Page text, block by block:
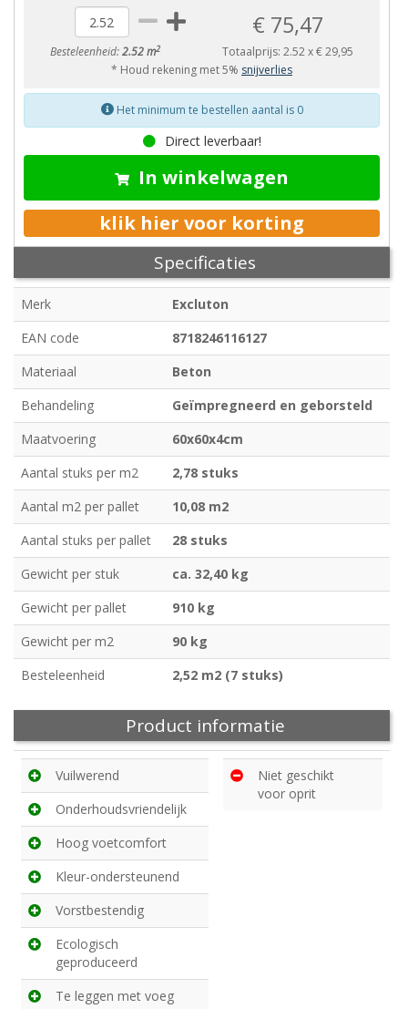
Besteleenheid:2.52 m2
€ 75,47
Totaalprijs:2.52x€ 29,95
* Houd rekening met 5% snijverlies
Het minimum te bestellen aantal is 0
Direct leverbaar!
In winkelwagen
klik hier voor korting
Specificaties
Merk
Excluton
EAN code
8718246116127
Materiaal
Beton
Behandeling
Geïmpregneerd en geborsteld
Maatvoering
60x60x4cm
Aantal stuks per m2
2,78 stuks
Aantal m2 per pallet
10,08 m2
Aantal stuks per pallet
28 stuks
Gewicht per stuk
ca. 32,40 kg
Gewicht per pallet
910 kg
Gewicht per m2
90 kg
Besteleenheid
2,52 m2 (7 stuks)
Product informatie
Vuilwerend
Onderhoudsvriendelijk
Hoog voetcomfort
Kleur-ondersteunend
Vorstbestendig
Ecologisch
geproduceerd
Te leggen met voeg
Niet geschikt
voor oprit